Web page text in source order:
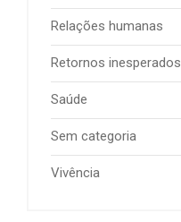
Relações humanas
Retornos inesperados
Saúde
Sem categoria
Vivência